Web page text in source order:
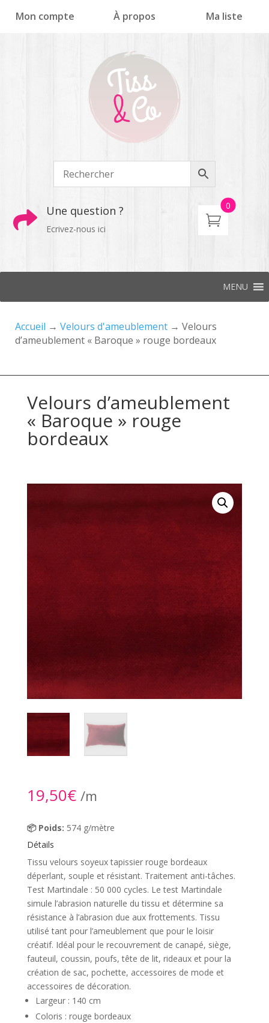
Mon compte À propos Ma liste
 Une question ?
Ecrivez-nous ici
0
MENU
Accueil → Velours d'ameublement → Velours
d’ameublement « Baroque » rouge bordeaux
Velours d’ameublement
« Baroque » rouge
bordeaux
19,50€ /m
📦 Poids: 574 g/mètre
Détails
Tissu velours soyeux tapissier rouge bordeaux
déperlant, souple et résistant. Traitement anti-tâches.
Test Martindale : 50 000 cycles. Le test Martindale
simule l’abrasion naturelle du tissu et détermine sa
résistance à l’abrasion due aux frottements. Tissu
utilisé tant pour l’ameublement que pour le loisir
créatif. Idéal pour le recouvrement de canapé, siège,
fauteuil, coussin, poufs, tête de lit, rideaux et pour la
création de sac, pochette, accessoires de mode et
accessoires de décoration.
Largeur : 140 cm
Coloris : rouge bordeaux